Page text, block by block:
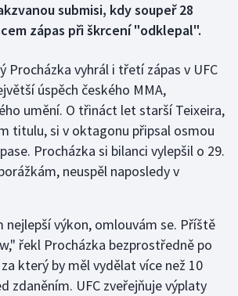
submisi, kdy soupeř 28
zápas při škrcení "odklepal".
Procházka vyhrál i třetí zápas v UFC
úspěch českého MMA,
umění. O třináct let starší Teixeira,
titulu, si v oktagonu připsal osmou
Procházka si bilanci vylepšil o 29.
neuspěl naposledy v
nejlepší výkon, omlouvám se. Příště
řekl Procházka bezprostředně po
který by měl vydělat více než 10
zdaněním. UFC zveřejňuje výplaty